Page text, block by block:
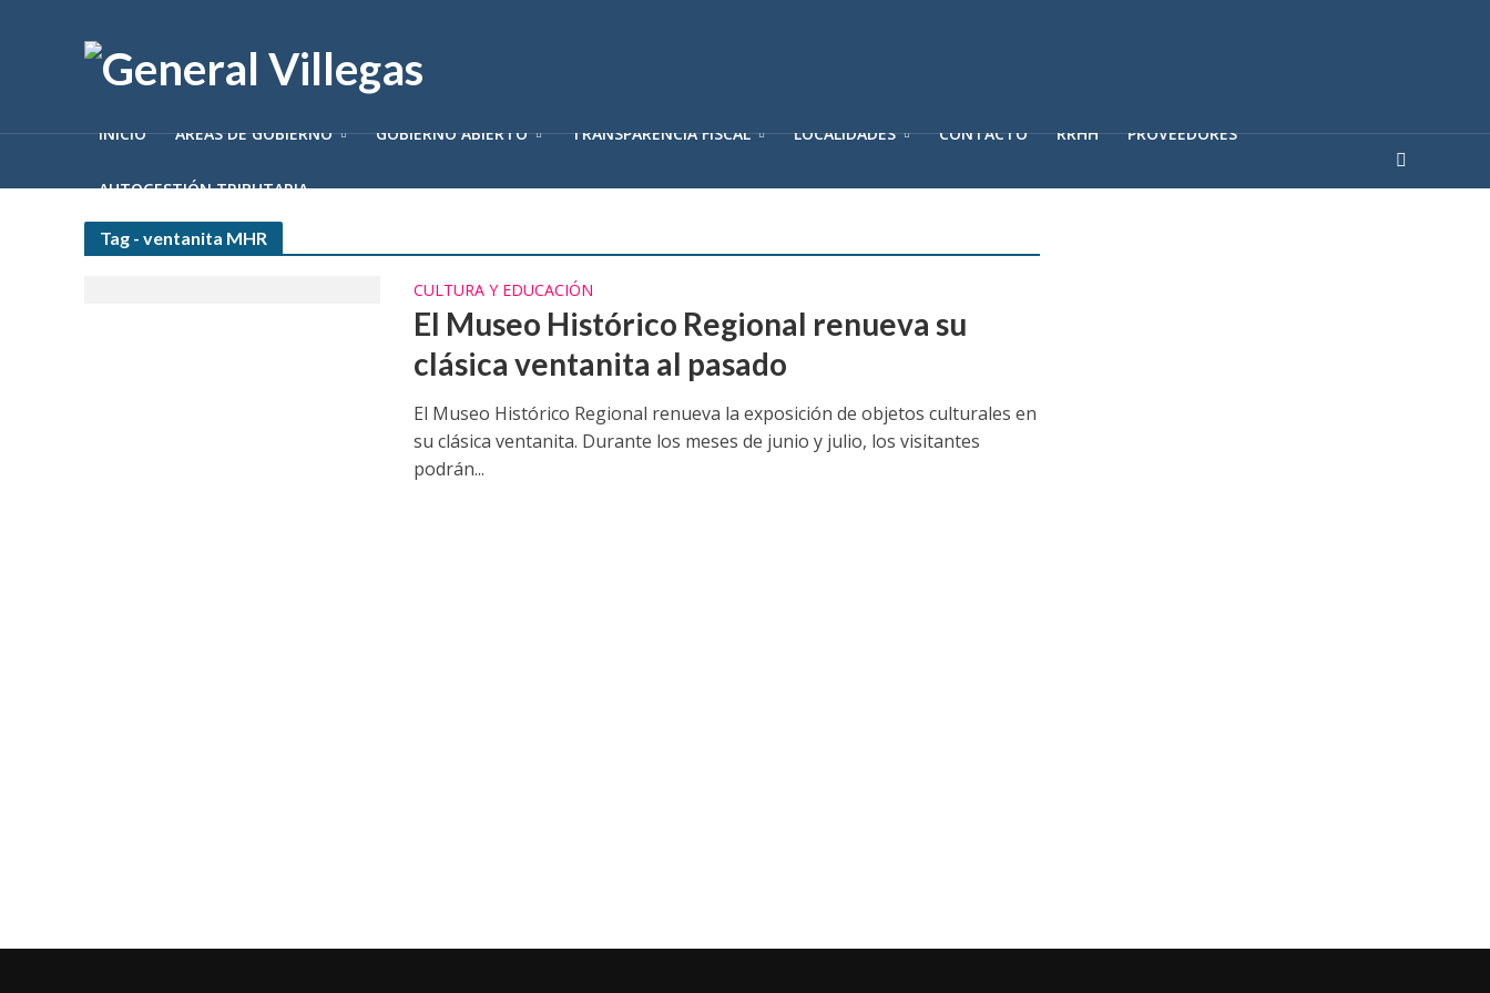
INICIO ÁREAS DE GOBIERNO GOBIERNO ABIERTO TRANSPARENCIA FISCAL LOCALIDADES CONTACTO RRHH PROVEEDORES
AUTOGESTIÓN TRIBUTARIA
Tag - ventanita MHR
CULTURA Y EDUCACIÓN
El Museo Histórico Regional renueva su
clásica ventanita al pasado
El Museo Histórico Regional renueva la exposición de objetos culturales en
su clásica ventanita. Durante los meses de junio y julio, los visitantes
podrán...